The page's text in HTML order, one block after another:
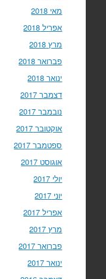
מאי 2018
אפריל 2018
מרץ 2018
פברואר 2018
ינואר 2018
דצמבר 2017
נובמבר 2017
אוקטובר 2017
ספטמבר 2017
אוגוסט 2017
יולי 2017
יוני 2017
אפריל 2017
מרץ 2017
פברואר 2017
ינואר 2017